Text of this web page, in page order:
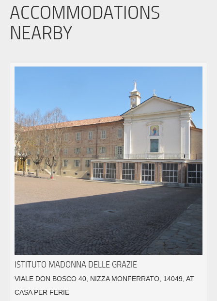
ACCOMMODATIONS
NEARBY
ISTITUTO MADONNA DELLE GRAZIE
VIALE DON BOSCO 40, NIZZA MONFERRATO, 14049, AT
CASA PER FERIE